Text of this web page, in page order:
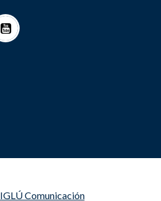
IGLÚ Comunicación